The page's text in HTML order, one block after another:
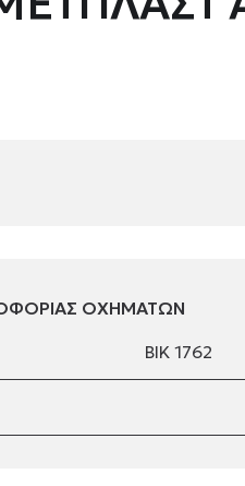
ΟΧΗΜΑΤΩΝ
ΒΙΚ 1762